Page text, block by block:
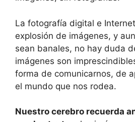
La fotografía digital e
explosión de imágenes, y
sean banales, no hay duda
imágenes son
forma de comunicarnos, de
el mundo que nos rodea.
Nuestro cerebro recuerda